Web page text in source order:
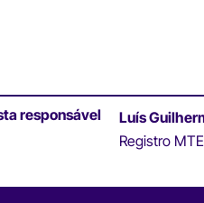
responsável
Luís
Registro